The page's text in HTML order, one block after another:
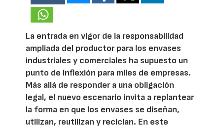
La entrada en vigor de la responsabilidad
ampliada del productor para los envases
industriales y comerciales ha supuesto un
punto de inflexión para miles de empresas.
Más allá de responder a una obligación
legal, el nuevo escenario invita a replantear
la forma en que los envases se diseñan,
utilizan, reutilizan y reciclan. En este